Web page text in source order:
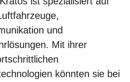
und
Mit ihrer
könnten sie bei